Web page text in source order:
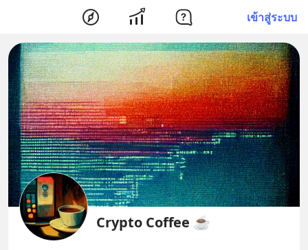
เข้าสู่ระบบ
Crypto Coffee ☕